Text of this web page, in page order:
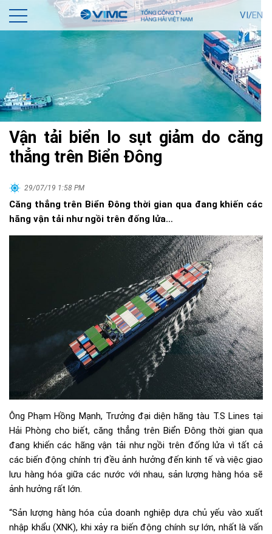
VI/EN
Vận tải biển lo sụt giảm do căng
thẳng trên Biển Đông
29/07/19 1:58 PM
Căng thẳng trên Biển Đông thời gian qua đang khiến các
hãng vận tải như ngồi trên đống lửa…
Ông Phạm Hồng Mạnh, Trưởng đại diện hãng tàu T.S Lines tại
Hải Phòng cho biết, căng thẳng trên Biển Đông thời gian qua
đang khiến các hãng vận tải như ngồi trên đống lửa vì tất cả
các biến động chính trị đều ảnh hưởng đến kinh tế và việc giao
lưu hàng hóa giữa các nước với nhau, sản lượng hàng hóa sẽ
ảnh hưởng rất lớn.
“Sản lượng hàng hóa của doanh nghiệp dựa chủ yếu vào xuất
nhập khẩu (XNK), khi xảy ra biến động chính sự lớn, nhất là vấn